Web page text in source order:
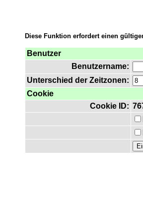
Diese Funktion erfordert einen
Benutzer
Benutzername:
Unterschied der Zeitzonen:
Cookie
Cookie ID: